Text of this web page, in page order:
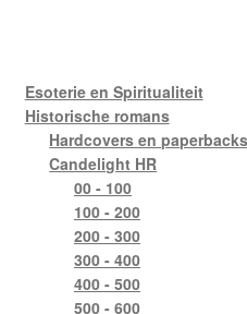
Esoterie en Spiritualiteit
Historische romans
Hardcovers en paperbacks
Candelight HR
00 - 100
100 - 200
200 - 300
300 - 400
400 - 500
500 - 600